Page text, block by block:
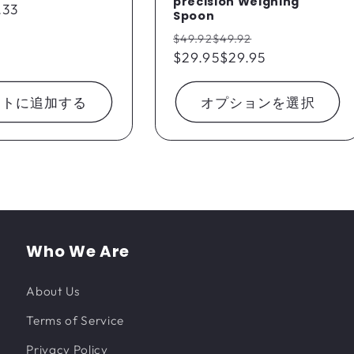
に追加する
Spoon
通
常
格
$49.92$49.92
ー
ル
価
$29.95$29.95
オプションを選択
Who We Are
About Us
Terms of Service
Privacy Policy